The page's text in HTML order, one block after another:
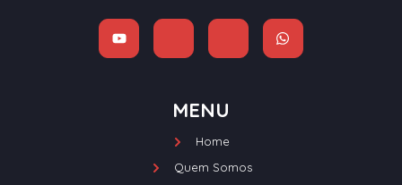
MENU
Home
Quem Somos